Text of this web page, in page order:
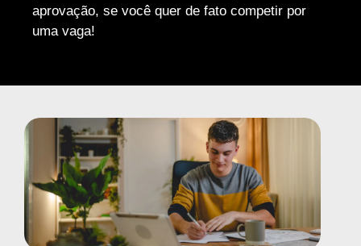
aprovação, se você quer de fato competir por
uma vaga!